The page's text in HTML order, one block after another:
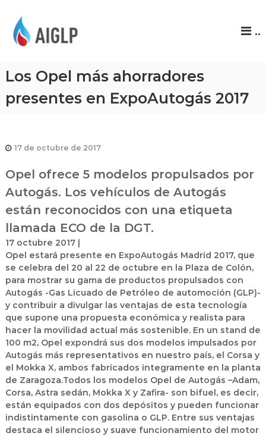
P
..
Los Opel más ahorradores
presentes en ExpoAutogás 2017
17 de octubre de 2017
Opel ofrece 5 modelos propulsados por
Autogás. Los vehículos de Autogás
están reconocidos con una etiqueta
llamada ECO de la DGT.
17 octubre 2017|
Opel estará presente en ExpoAutogás Madrid 2017, que
se celebra del 20 al 22 de octubre en la Plaza de Colón,
para mostrar su gama de productos propulsados con
Autogás -Gas Licuado de Petróleo de automoción (GLP)-
y contribuir a divulgar las ventajas de esta tecnología
que supone una propuesta económica y realista para
hacer la movilidad actual más sostenible. En un stand de
100 m2, Opel expondrá sus dos modelos impulsados por
Autogás más representativos en nuestro país, el Corsa y
el Mokka X, ambos fabricados integramente en la planta
de Zaragoza.Todos los modelos Opel de Autogás –Adam,
Corsa, Astra sedán, Mokka X y Zafira- son bifuel, es decir,
están equipados con dos depósitos y pueden funcionar
indistintamente con gasolina o GLP. Entre sus ventajas
destaca el silencioso y suave funcionamiento del motor